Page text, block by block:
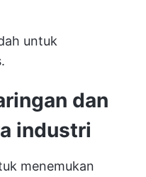
untuk
dan
industri
menemukan